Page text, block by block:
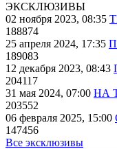
ЭКСКЛЮЗИВЫ
02 ноября 2023, 08:35
188874
25 апреля 2024, 17:35
189083
12 декабря 2023, 08:43
204117
31 мая 2024, 07:00 НА
203552
06 февраля 2025, 15:00
147456
Все эксклюзивы